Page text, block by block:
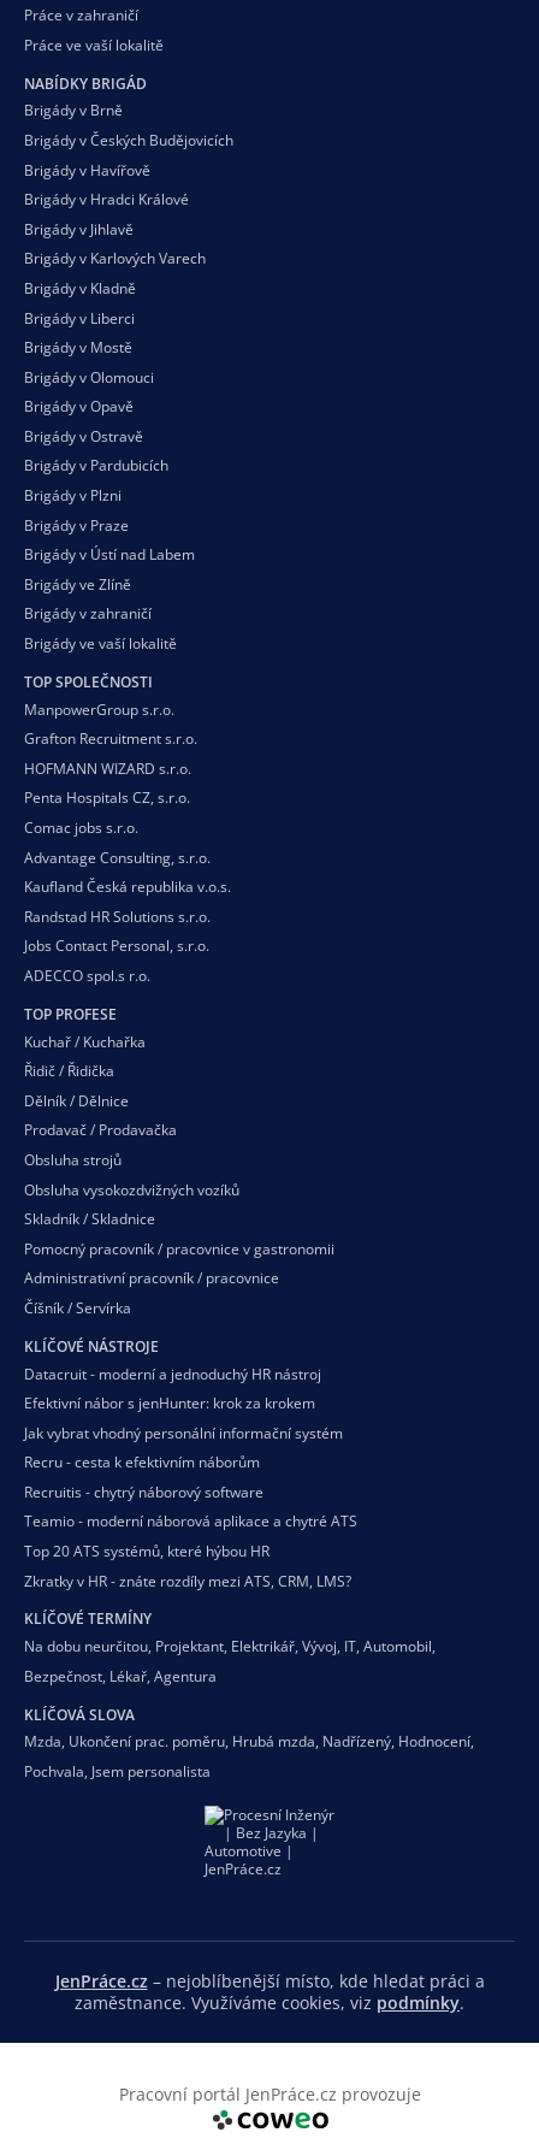
Práce v zahraničí
Práce ve vaší lokalitě
NABÍDKY BRIGÁD
Brigády v Brně
Brigády v Českých Budějovicích
Brigády v Havířově
Brigády v Hradci Králové
Brigády v Jihlavě
Brigády v Karlových Varech
Brigády v Kladně
Brigády v Liberci
Brigády v Mostě
Brigády v Olomouci
Brigády v Opavě
Brigády v Ostravě
Brigády v Pardubicích
Brigády v Plzni
Brigády v Praze
Brigády v Ústí nad Labem
Brigády ve Zlíně
Brigády v zahraničí
Brigády ve vaší lokalitě
TOP SPOLEČNOSTI
ManpowerGroup s.r.o.
Grafton Recruitment s.r.o.
HOFMANN WIZARD s.r.o.
Penta Hospitals CZ, s.r.o.
Comac jobs s.r.o.
Advantage Consulting, s.r.o.
Kaufland Česká republika v.o.s.
Randstad HR Solutions s.r.o.
Jobs Contact Personal, s.r.o.
ADECCO spol.s r.o.
TOP PROFESE
Kuchař / Kuchařka
Řidič / Řidička
Dělník / Dělnice
Prodavač / Prodavačka
Obsluha strojů
Obsluha vysokozdvižných vozíků
Skladník / Skladnice
Pomocný pracovník / pracovnice v gastronomii
Administrativní pracovník / pracovnice
Číšník / Servírka
KLÍČOVÉ NÁSTROJE
Datacruit - moderní a jednoduchý HR nástroj
Efektivní nábor s jenHunter: krok za krokem
Jak vybrat vhodný personální informační systém
Recru - cesta k efektivním náborům
Recruitis - chytrý náborový software
Teamio - moderní náborová aplikace a chytré ATS
Top 20 ATS systémů, které hýbou HR
Zkratky v HR - znáte rozdíly mezi ATS, CRM, LMS?
KLÍČOVÉ TERMÍNY
Na dobu neurčitou, Projektant, Elektrikář, Vývoj, IT, Automobil,
Bezpečnost, Lékař, Agentura
KLÍČOVÁ SLOVA
Mzda, Ukončení prac. poměru, Hrubá mzda, Nadřízený, Hodnocení,
Pochvala, Jsem personalista
JenPráce.cz– nejoblíbenější místo, kde hledat práci a
zaměstnance. Využíváme cookies, viz podmínky.
Pracovní portál JenPráce.cz provozuje